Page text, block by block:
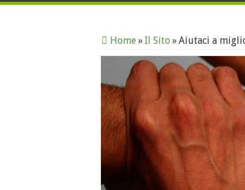
Home» Il Sito » Aiutaci a